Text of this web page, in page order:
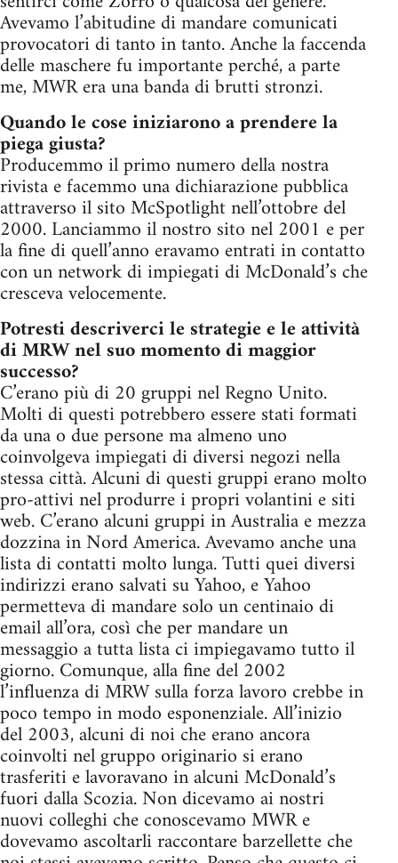
Avevamo l’abitudine di mandare comunicati
provocatori di tanto in tanto. Anche la faccenda
delle maschere fu importante perché, a parte
me, MWR era una banda di brutti stronzi.
Quando le cose iniziarono a prendere la
piega giusta?
Producemmo il primo numero della nostra
rivista e facemmo una dichiarazione pubblica
attraverso il sito McSpotlight nell’ottobre del
2000. Lanciammo il nostro sito nel 2001 e per
la fine di quell’anno eravamo entrati in contatto
con un network di impiegati di McDonald’s che
cresceva velocemente.
Potresti descriverci le strategie e le attività
di MRW nel suo momento di maggior
successo?
C’erano più di 20 gruppi nel Regno Unito.
Molti di questi potrebbero essere stati formati
da una o due persone ma almeno uno
coinvolgeva impiegati di diversi negozi nella
stessa città. Alcuni di questi gruppi erano molto
pro-attivi nel produrre i propri volantini e siti
web. C’erano alcuni gruppi in Australia e mezza
dozzina in Nord America. Avevamo anche una
lista di contatti molto lunga. Tutti quei diversi
indirizzi erano salvati su Yahoo, e Yahoo
permetteva di mandare solo un centinaio di
email all’ora, così che per mandare un
messaggio a tutta lista ci impiegavamo tutto il
giorno. Comunque, alla fine del 2002
l’influenza di MRW sulla forza lavoro crebbe in
poco tempo in modo esponenziale. All’inizio
del 2003, alcuni di noi che erano ancora
coinvolti nel gruppo originario si erano
trasferiti e lavoravano in alcuni McDonald’s
fuori dalla Scozia. Non dicevamo ai nostri
nuovi colleghi che conoscevamo MWR e
dovevamo ascoltarli raccontare barzellette che